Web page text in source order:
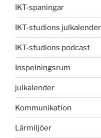
IKT-spaningar
IKT-studions
IKT-studions podcast
Inspelningsrum
julkalender
Kommunikation
Lärmiljöer